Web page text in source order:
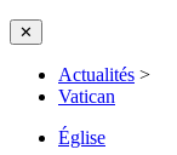
✕
Actualités >
Vatican
Église